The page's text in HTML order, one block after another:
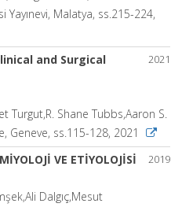
Malatya, ss.215-224,
2021
and Surgical
Turgut,R. Shane Tubbs,Aaron S.
Geneve, ss.115-128, 2021
2019
VE ETİYOLOJİSİ
Dalgıç,Mesut